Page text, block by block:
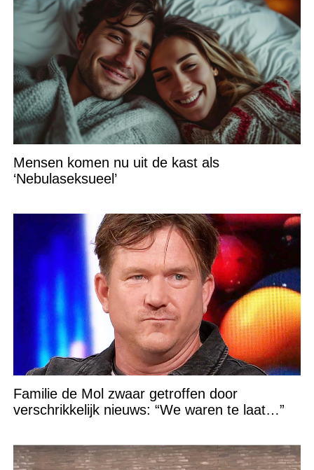
Mensen komen nu uit de kast als
‘Nebulaseksueel’
Familie de Mol zwaar getroffen door
verschrikkelijk nieuws: “We waren te laat…”